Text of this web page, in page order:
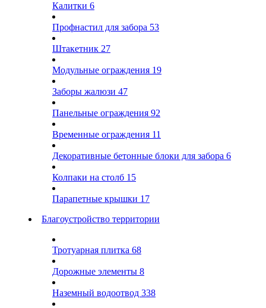
Калитки 6
Профнастил для забора 53
Штакетник 27
Модульные ограждения 19
Заборы жалюзи 47
Панельные ограждения 92
Временные ограждения 11
Декоративные бетонные блоки для забора 6
Колпаки на столб 15
Парапетные крышки 17
Благоустройство территории
Тротуарная плитка 68
Дорожные элементы 8
Наземный водоотвод 338